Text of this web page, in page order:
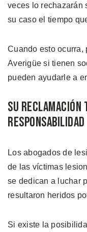
veces lo rechazarán
su caso el tiempo
Cuando esto ocurra,
Averigüe si tienen
pueden ayudarle a
Su Reclamación
Responsabilidad
Los abogados de
de las víctimas
se dedican a luchar
resultaron heridos
Si existe la